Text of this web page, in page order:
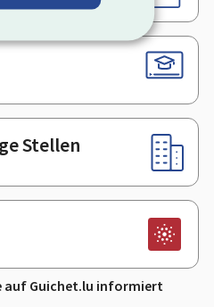
Stellen
auf Guichet.lu informiert